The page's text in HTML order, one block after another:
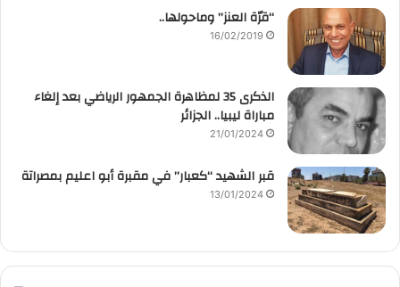
“قرّة العنز” وماحولها..
16/02/2019
الذكرى 35 لمظاهرة الجمهور الرياضي بعد إلغاء
مباراة ليبيا.. الجزائر
21/01/2024
قبر الشهيد “كعبار” في مقبرة أبو اعليم بمصراتة
13/01/2024